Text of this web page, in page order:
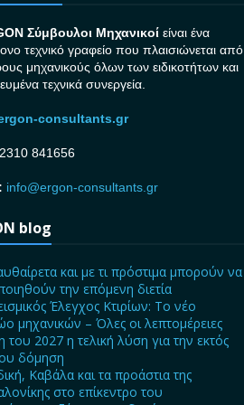
Σύμβουλοι Μηχανικοί είναι ένα
τεχνικό γραφείο που πλαισιώνεται από
μηχανικούς όλων των ειδικοτήτων και
τεχνικά συνεργεία.
consultants.gr
2310 841656
info@ergon-consultants.gr
blog
και με τι πρόστιμα μπορούν να
την επόμενη διετία
Έλεγχος Κτιρίων: Το νέο
μηχανικών – Όλες οι λεπτομέρειες
του 2027 η τελική λύση για την εκτός
δόμηση
Καβάλα και τα προάστια της
στο επίκεντρο του